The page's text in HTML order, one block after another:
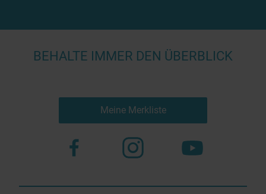
BEHALTE IMMER DEN ÜBERBLICK
Meine Merkliste